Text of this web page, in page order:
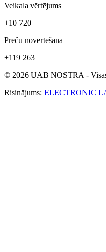
Veikala vērtējums
+10 720
Preču novērtēšana
+119 263
© 2026 UAB NOSTRA - Visas
Risinājums: ELECTRONIC